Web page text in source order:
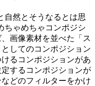
自然とそうなるとは思
ちゃめちゃコンポジシ
画像素材を並べた「ス
してのコンポジション
るコンポジションがあ
するコンポジションが
どのフィルターをかけ